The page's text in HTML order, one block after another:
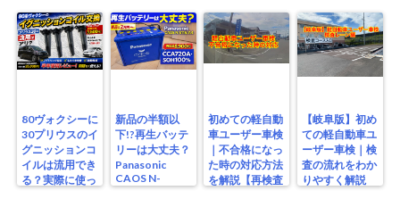
80ヴォクシーに
30プリウスのイ
グニッションコ
イルは流用でき
る？実際に使っ
新品の半額以
下!?再生バッテ
リーは大丈夫？
Panasonic
CAOS N-
S115/A4を実測
初めての軽自動
車ユーザー車検
｜不合格になっ
た時の対応方法
を解説【再検査
【岐阜版】初め
ての軽自動車ユ
ーザー車検｜検
査の流れをわか
りやすく解説